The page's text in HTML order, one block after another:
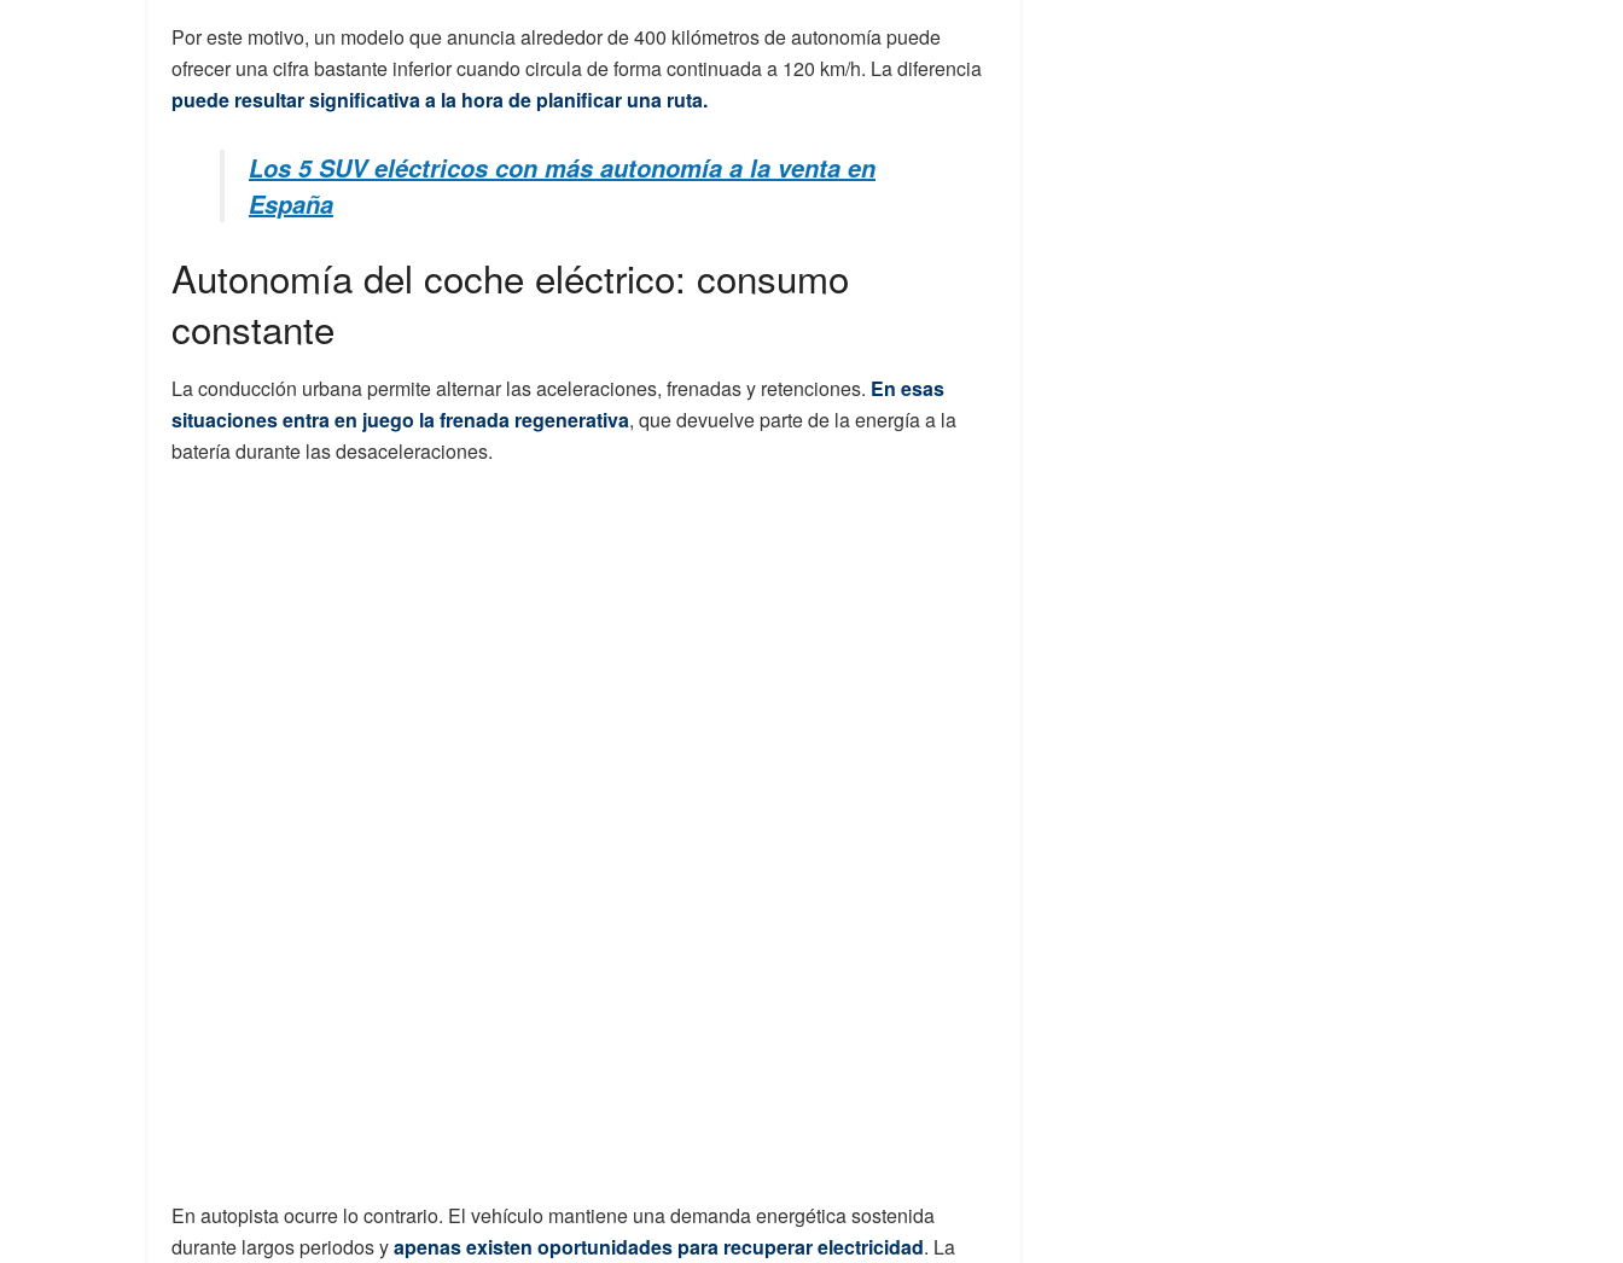
Por este motivo, un modelo que anuncia alrededor de 400 kilómetros de autonomía puede
ofrecer una cifra bastante inferior cuando circula de forma continuada a 120 km/h. La diferencia
puede resultar significativa a la hora de planificar una ruta.
Los 5 SUV eléctricos con más autonomía a la venta en
España
Autonomía del coche eléctrico: consumo
constante
La conducción urbana permite alternar las aceleraciones, frenadas y retenciones. En esas
situaciones entra en juego la frenada regenerativa, que devuelve parte de la energía a la
batería durante las desaceleraciones.
En autopista ocurre lo contrario. El vehículo mantiene una demanda energética sostenida
durante largos periodos yapenas existen oportunidades para recuperar electricidad. La